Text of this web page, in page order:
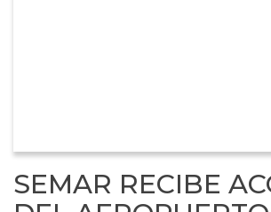
SEMAR RECIBE